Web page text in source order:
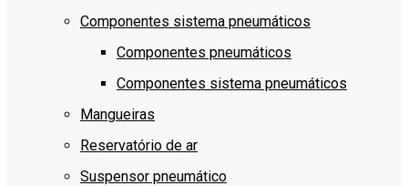
Componentes sistema pneumáticos
Componentes pneumáticos
Componentes sistema pneumáticos
Mangueiras
Reservatório de ar
Suspensor pneumático